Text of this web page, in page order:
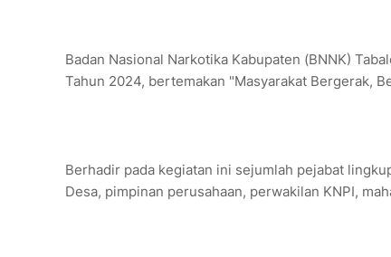
Badan Nasional Narkotika Kabupaten (BNNK)
Tahun 2024, bertemakan "Masyarakat Bergerak,
Berhadir pada kegiatan ini sejumlah pejabat
Desa, pimpinan perusahaan, perwakilan KNPI,